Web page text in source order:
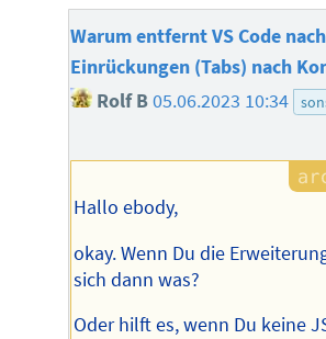
Warum entfernt VS Code
Einrückungen (Tabs) nach
Rolf B05.06.2023 10:34
Hallo ebody,
okay. Wenn Du die
sich dann was?
Oder hilft es, wenn Du keine